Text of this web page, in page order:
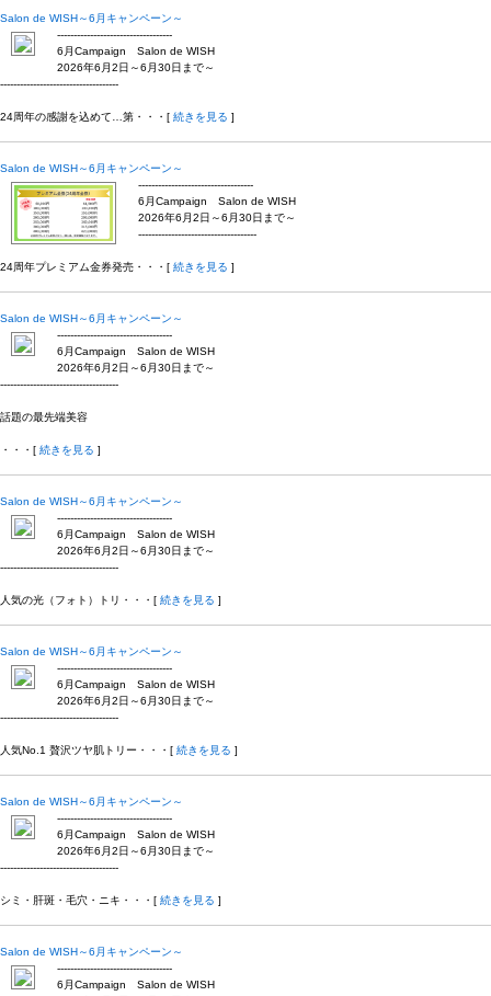
Salon de WISH～6月キャンペーン～
-----------------------------------
6月Campaign Salon de WISH
2026年6月2日～6月30日まで～
------------------------------------
24周年の感謝を込めて…第・・・[ 続きを見る ]
Salon de WISH～6月キャンペーン～
-----------------------------------
6月Campaign Salon de WISH
2026年6月2日～6月30日まで～
------------------------------------
24周年プレミアム金券発売・・・[ 続きを見る ]
Salon de WISH～6月キャンペーン～
-----------------------------------
6月Campaign Salon de WISH
2026年6月2日～6月30日まで～
------------------------------------
話題の最先端美容
・・・[ 続きを見る ]
Salon de WISH～6月キャンペーン～
-----------------------------------
6月Campaign Salon de WISH
2026年6月2日～6月30日まで～
------------------------------------
人気の光（フォト）トリ・・・[ 続きを見る ]
Salon de WISH～6月キャンペーン～
-----------------------------------
6月Campaign Salon de WISH
2026年6月2日～6月30日まで～
------------------------------------
人気No.1 贅沢ツヤ肌トリー・・・[ 続きを見る ]
Salon de WISH～6月キャンペーン～
-----------------------------------
6月Campaign Salon de WISH
2026年6月2日～6月30日まで～
------------------------------------
シミ・肝斑・毛穴・ニキ・・・[ 続きを見る ]
Salon de WISH～6月キャンペーン～
-----------------------------------
6月Campaign Salon de WISH